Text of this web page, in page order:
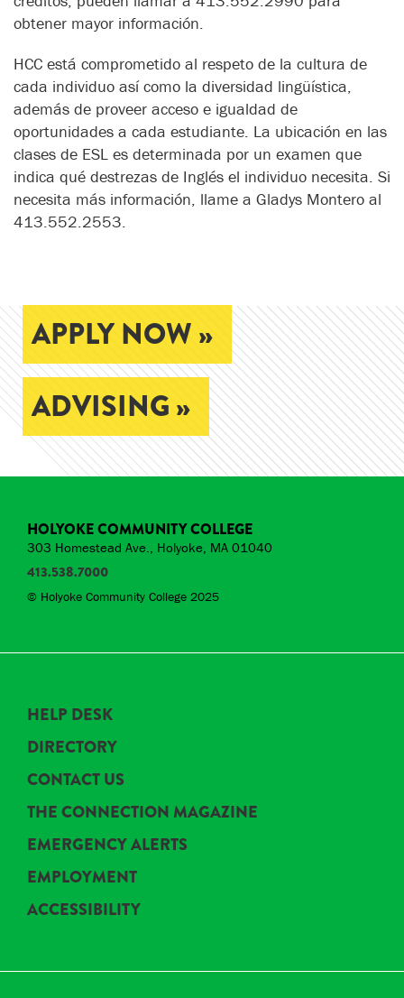
obtener mayor información.
HCC está comprometido al respeto de la cultura de
cada individuo así como la diversidad lingüística,
además de proveer acceso e igualdad de
oportunidades a cada estudiante. La ubicación en las
clases de ESL es determinada por un examen que
indica qué destrezas de Inglés el individuo necesita. Si
necesita más información, llame a Gladys Montero al
413.552.2553.
APPLY NOW »
ADVISING »
HOLYOKE COMMUNITY COLLEGE
303 Homestead Ave., Holyoke, MA 01040
413.538.7000
© Holyoke Community College 2025
HELP DESK
DIRECTORY
CONTACT US
THE CONNECTION MAGAZINE
EMERGENCY ALERTS
EMPLOYMENT
ACCESSIBILITY